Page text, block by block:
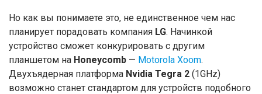
Но как вы понимаете это, не единственное чем нас
планирует порадовать компания LG. Начинкой
устройство сможет конкурировать с другим
планшетом на Honeycomb — Motorola Xoom.
Двухъядерная платформа Nvidia Tegra 2 (1GHz)
возможно станет стандартом для устройств подобного